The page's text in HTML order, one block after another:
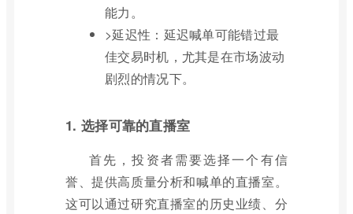
能力。
>延迟性：延迟喊单可能错过最
佳交易时机，尤其是在市场波动
剧烈的情况下。
1. 选择可靠的直播室
首先，投资者需要选择一个有信
誉、提供高质量分析和喊单的直播室。
这可以通过研究直播室的历史业绩、分